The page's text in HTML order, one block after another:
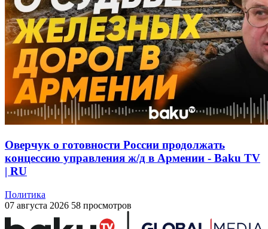
Оверчук о готовности России продолжать
концессию управления ж/д в Армении - Baku TV
| RU
Политика
07 августа 2026 58 просмотров